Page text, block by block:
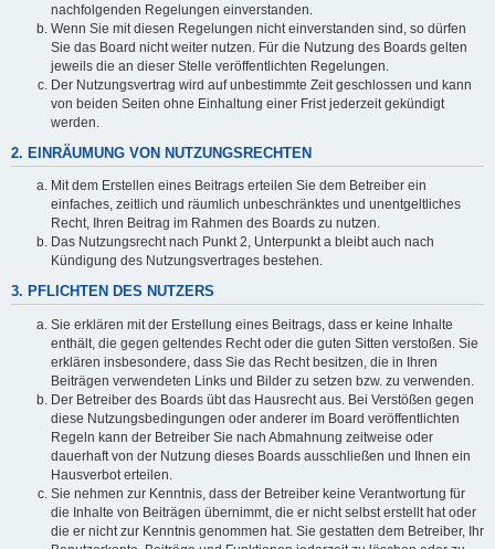
nachfolgenden Regelungen einverstanden.
Wenn Sie mit diesen Regelungen nicht einverstanden sind, so dürfen
Sie das Board nicht weiter nutzen. Für die Nutzung des Boards gelten
jeweils die an dieser Stelle veröffentlichten Regelungen.
Der Nutzungsvertrag wird auf unbestimmte Zeit geschlossen und kann
von beiden Seiten ohne Einhaltung einer Frist jederzeit gekündigt
werden.
2. EINRÄUMUNG VON NUTZUNGSRECHTEN
Mit dem Erstellen eines Beitrags erteilen Sie dem Betreiber ein
einfaches, zeitlich und räumlich unbeschränktes und unentgeltliches
Recht, Ihren Beitrag im Rahmen des Boards zu nutzen.
Das Nutzungsrecht nach Punkt 2, Unterpunkt a bleibt auch nach
Kündigung des Nutzungsvertrages bestehen.
3. PFLICHTEN DES NUTZERS
Sie erklären mit der Erstellung eines Beitrags, dass er keine Inhalte
enthält, die gegen geltendes Recht oder die guten Sitten verstoßen. Sie
erklären insbesondere, dass Sie das Recht besitzen, die in Ihren
Beiträgen verwendeten Links und Bilder zu setzen bzw. zu verwenden.
Der Betreiber des Boards übt das Hausrecht aus. Bei Verstößen gegen
diese Nutzungsbedingungen oder anderer im Board veröffentlichten
Regeln kann der Betreiber Sie nach Abmahnung zeitweise oder
dauerhaft von der Nutzung dieses Boards ausschließen und Ihnen ein
Hausverbot erteilen.
Sie nehmen zur Kenntnis, dass der Betreiber keine Verantwortung für
die Inhalte von Beiträgen übernimmt, die er nicht selbst erstellt hat oder
die er nicht zur Kenntnis genommen hat. Sie gestatten dem Betreiber, Ihr